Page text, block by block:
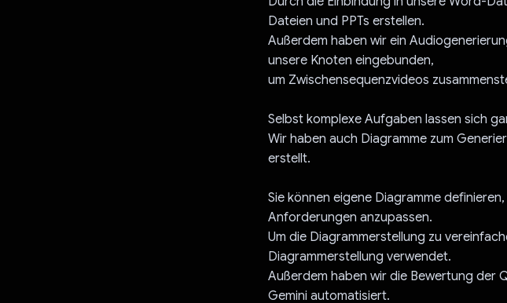
Dateien und PPTs erstellen.
Außerdem haben wir ein
unsere Knoten eingebunden,
um Zwischensequenzvideos
Selbst komplexe Aufgaben lassen sich
Wir haben auch Diagramme zum
erstellt.
Sie können eigene Diagramme
Anforderungen anzupassen.
Um die Diagrammerstellung zu
Diagrammerstellung verwendet.
Außerdem haben wir die Bewertung der
Gemini automatisiert.